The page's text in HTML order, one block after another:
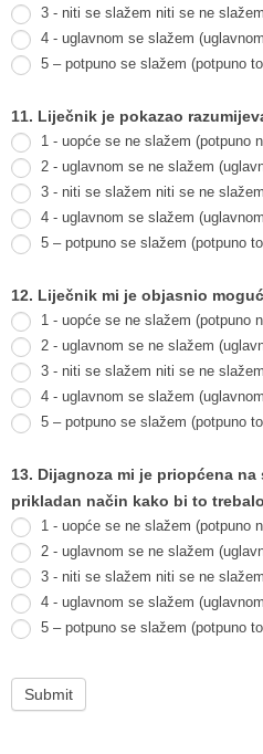
3 - niti se slažem niti se ne
4 - uglavnom se slažem
5 – potpuno se slažem (potpuno
11. Liječnik je pokazao
1 - uopće se ne slažem (potpuno
2 - uglavnom se ne slažem
3 - niti se slažem niti se ne
4 - uglavnom se slažem
5 – potpuno se slažem (potpuno
12. Liječnik mi je objasnio
1 - uopće se ne slažem (potpuno
2 - uglavnom se ne slažem
3 - niti se slažem niti se ne
4 - uglavnom se slažem
5 – potpuno se slažem (potpuno
13. Dijagnoza mi je priopćena
prikladan način kako bi to
1 - uopće se ne slažem (potpuno
2 - uglavnom se ne slažem
3 - niti se slažem niti se ne
4 - uglavnom se slažem
5 – potpuno se slažem (potpuno
Submit